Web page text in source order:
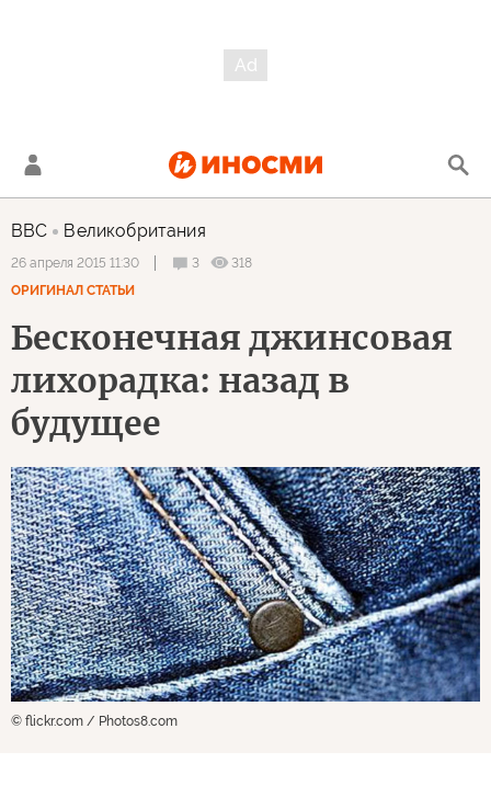
BBC Великобритания
26 апреля 2015 11:30 3
318
ОРИГИНАЛ СТАТЬИ
Бесконечная джинсовая
лихорадка: назад в
будущее
© flickr.com / Photos8.com